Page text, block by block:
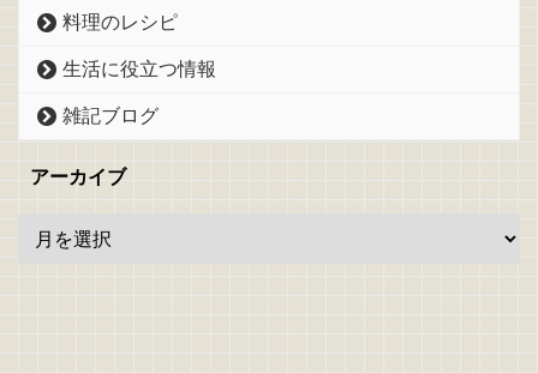
料理のレシピ
生活に役立つ情報
雑記ブログ
アーカイブ